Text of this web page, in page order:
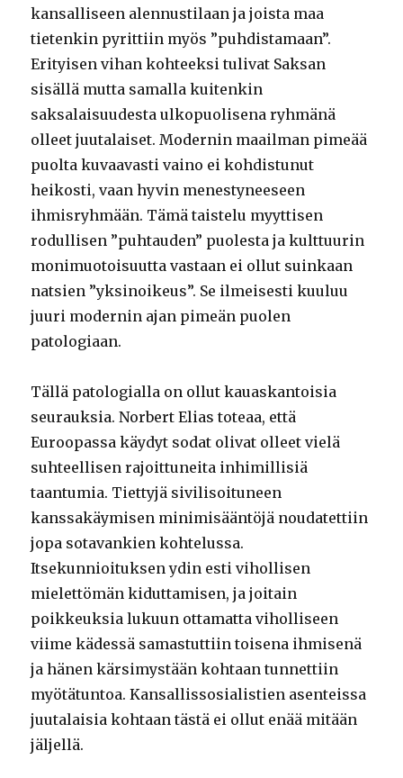
kansalliseen alennustilaan ja joista maa
tietenkin pyrittiin myös ”puhdistamaan”.
Erityisen vihan kohteeksi tulivat Saksan
sisällä mutta samalla kuitenkin
saksalaisuudesta ulkopuolisena ryhmänä
olleet juutalaiset. Modernin maailman pimeää
puolta kuvaavasti vaino ei kohdistunut
heikosti, vaan hyvin menestyneeseen
ihmisryhmään. Tämä taistelu myyttisen
rodullisen ”puhtauden” puolesta ja kulttuurin
monimuotoisuutta vastaan ei ollut suinkaan
natsien ”yksinoikeus”. Se ilmeisesti kuuluu
juuri modernin ajan pimeän puolen
patologiaan.
Tällä patologialla on ollut kauaskantoisia
seurauksia. Norbert Elias toteaa, että
Euroopassa käydyt sodat olivat olleet vielä
suhteellisen rajoittuneita inhimillisiä
taantumia. Tiettyjä sivilisoituneen
kanssakäymisen minimisääntöjä noudatettiin
jopa sotavankien kohtelussa.
Itsekunnioituksen ydin esti vihollisen
mielettömän kiduttamisen, ja joitain
poikkeuksia lukuun ottamatta viholliseen
viime kädessä samastuttiin toisena ihmisenä
ja hänen kärsimystään kohtaan tunnettiin
myötätuntoa. Kansallissosialistien asenteissa
juutalaisia kohtaan tästä ei ollut enää mitään
jäljellä.